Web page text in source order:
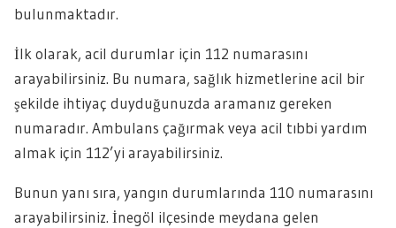
bulunmaktadır.
İlk olarak, acil durumlar için 112 numarasını
arayabilirsiniz. Bu numara, sağlık hizmetlerine acil bir
şekilde ihtiyaç duyduğunuzda aramanız gereken
numaradır. Ambulans çağırmak veya acil tıbbi yardım
almak için 112’yi arayabilirsiniz.
Bunun yanı sıra, yangın durumlarında 110 numarasını
arayabilirsiniz. İnegöl ilçesinde meydana gelen